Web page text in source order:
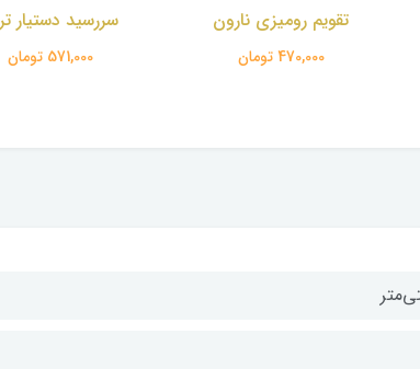
سررسید دستیار ترمو
571,000 تومان
سررسید
571,000 تومان